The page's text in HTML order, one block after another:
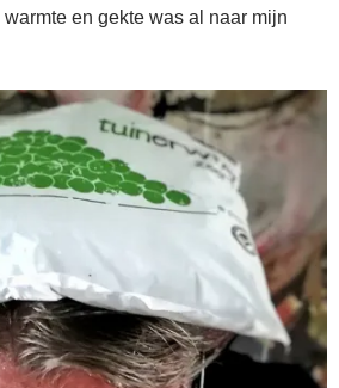
en gekte was al naar mijn